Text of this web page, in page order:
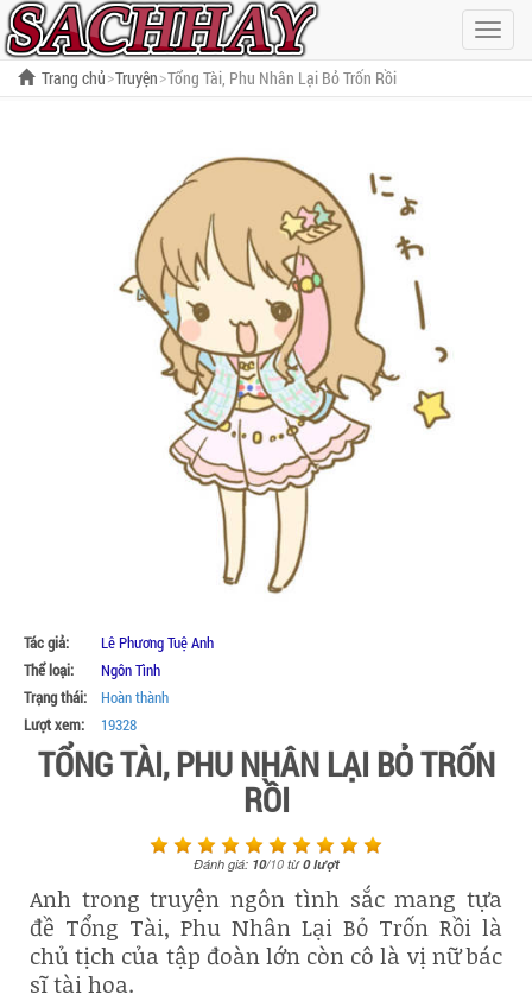
Hiện
menu
Trang chủ Truyện Tổng Tài, Phu Nhân Lại Bỏ Trốn Rồi
Tác giả:
Lê Phương Tuệ Anh
Thể loại:
Ngôn Tình
Trạng thái:
Hoàn thành
Lượt xem:
19328
TỔNG TÀI, PHU NHÂN LẠI BỎ TRỐN
RỒI
Đánh giá: 10/10từ0lượt
Anh trong truyện ngôn tình sắc mang tựa
đề Tổng Tài, Phu Nhân Lại Bỏ Trốn Rồi là
chủ tịch của tập đoàn lớn còn cô là vị nữ bác
sĩ tài hoa.